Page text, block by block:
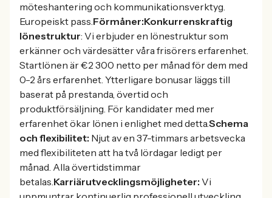
möteshantering och kommunikationsverktyg.
Europeiskt pass.Förmåner:Konkurrenskraftig
lönestruktur: Vi erbjuder en lönestruktur som
erkänner och värdesätter våra frisörers erfarenhet.
Startlönen är €2 300 netto per månad för dem med
0-2 års erfarenhet. Ytterligare bonusar läggs till
baserat på prestanda, övertid och
produktförsäljning. För kandidater med mer
erfarenhet ökar lönen i enlighet med detta.Schema
och flexibilitet: Njut av en 37-timmars arbetsvecka
med flexibiliteten att ha två lördagar ledigt per
månad. Alla övertidstimmar
betalas.Karriärutvecklingsmöjligheter: Vi